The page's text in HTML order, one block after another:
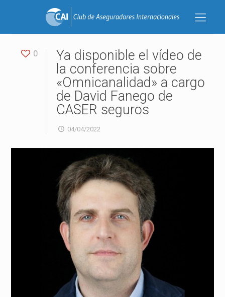
0
Ya disponible el vídeo de
la conferencia sobre
«Omnicanalidad» a cargo
de David Fanego de
CASER seguros
04/04/2022